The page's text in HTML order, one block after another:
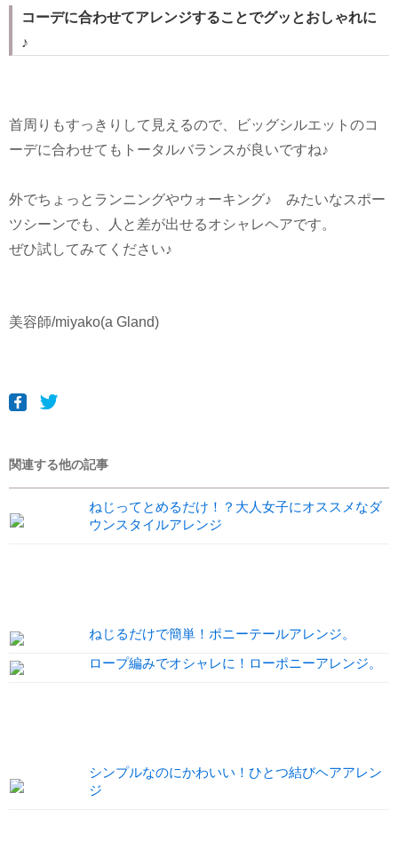
コーデに合わせてアレンジすることでグッとおしゃれに
♪
首周りもすっきりして見えるので、ビッグシルエットのコ
ーデに合わせてもトータルバランスが良いですね♪
外でちょっとランニングやウォーキング♪ みたいなスポー
ツシーンでも、人と差が出せるオシャレヘアです。
ぜひ試してみてください♪
美容師/miyako(a Gland)
関連する他の記事
ねじってとめるだけ！？大人女子にオススメなダ
ウンスタイルアレンジ
ねじるだけで簡単！ポニーテールアレンジ。
ロープ編みでオシャレに！ローポニーアレンジ。
シンプルなのにかわいい！ひとつ結びヘアアレン
ジ